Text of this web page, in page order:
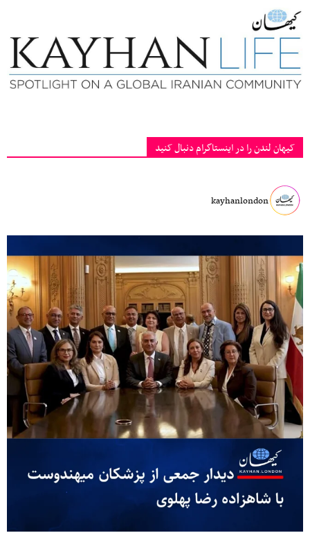
کیهان لندن را در اینستاگرام دنبال کنید
kayhanlondon